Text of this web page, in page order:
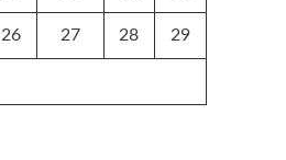
26 27 28 29